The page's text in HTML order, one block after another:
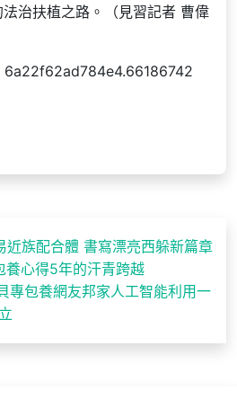
治扶植之路。（見習記者 曹偉
近族配合體 書寫漂亮西躲新篇章
心得5年的汗青跨越
專包養網友邦家人工智能利用一